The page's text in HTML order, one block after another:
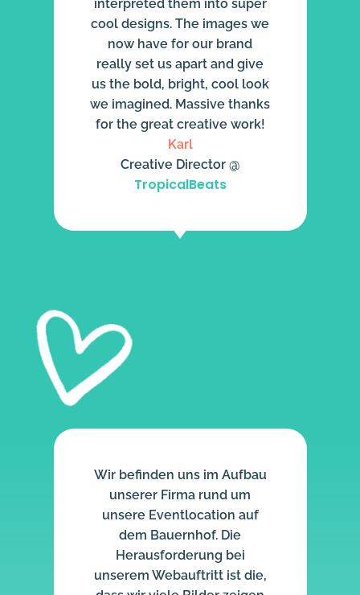
interpreted them into super
cool designs. The images we
now have for our brand
really set us apart and give
us the bold, bright, cool look
we imagined. Massive thanks
for the great creative work!
Karl
Creative Director @
TropicalBeats
Wir befinden uns im Aufbau
unserer Firma rund um
unsere Eventlocation auf
dem Bauernhof. Die
Herausforderung bei
unserem Webauftritt ist die,